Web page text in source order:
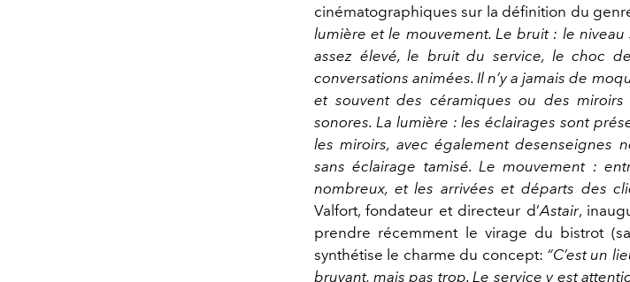
cinématographiques sur la définition du
lumière et le mouvement. Le bruit : le
assez élevé, le bruit du service, le choc
conversations animées. Il n’y a jamais de
et souvent des céramiques ou des
sonores. La lumière : les éclairages sont
les miroirs, avec également desenseignes
sans éclairage tamisé. Le mouvement :
nombreux, et les arrivées et départs des
Valfort, fondateur et directeur d’Astair,
prendre récemment le virage du bistrot
synthétise le charme du concept: “C’est un
bruyant, mais pas trop. Le service y est